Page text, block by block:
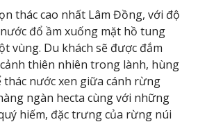
thác cao nhất Lâm Đồng, với độ
đổ ầm xuống mặt hồ tung
vùng. Du khách sẽ được đắm
thiên nhiên trong lành, hùng
nước xen giữa cánh rừng
ngàn hecta cùng với những
hiếm, đặc trưng của rừng núi